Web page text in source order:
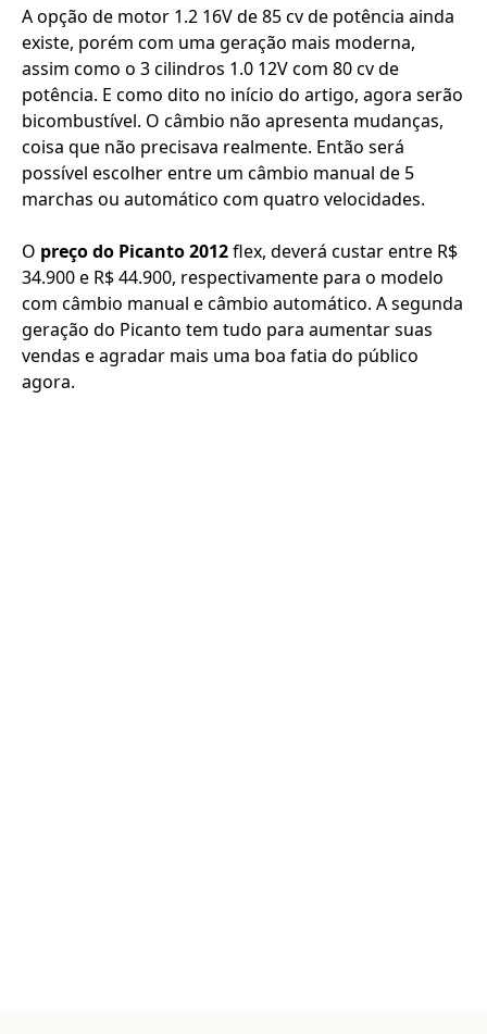
A opção de motor 1.2 16V de 85 cv de potência ainda
existe, porém com uma geração mais moderna,
assim como o 3 cilindros 1.0 12V com 80 cv de
potência. E como dito no início do artigo, agora serão
bicombustível. O câmbio não apresenta mudanças,
coisa que não precisava realmente. Então será
possível escolher entre um câmbio manual de 5
marchas ou automático com quatro velocidades.
O preço do Picanto 2012flex, deverá custar entre R$
34.900 e R$ 44.900, respectivamente para o modelo
com câmbio manual e câmbio automático. A segunda
geração do Picanto tem tudo para aumentar suas
vendas e agradar mais uma boa fatia do público
agora.